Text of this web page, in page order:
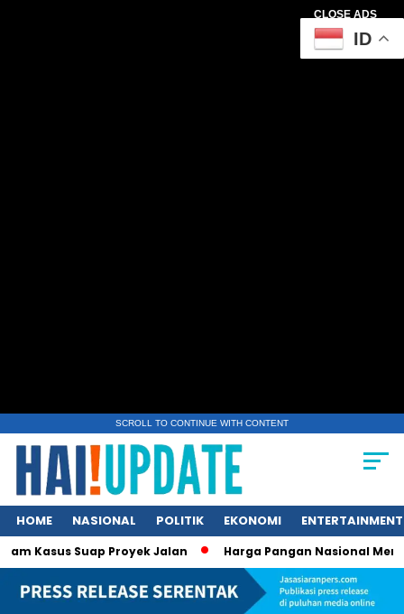
CLOSE ADS
SCROLL TO CONTINUE WITH CONTENT
HOME NASIONAL POLITIK EKONOMI ENTERTAINMENT
Kasus Suap Proyek Jalan Harga Pangan Nasional
ID